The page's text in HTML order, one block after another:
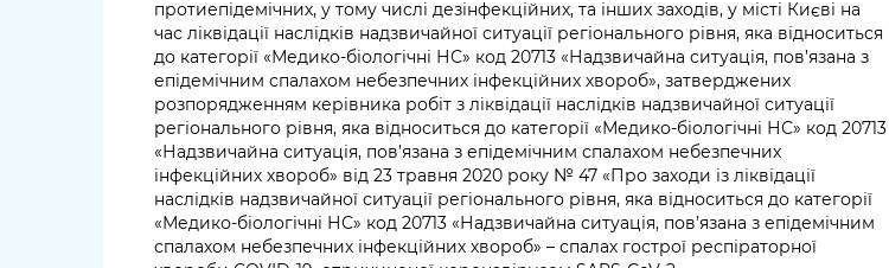
протиепідемічних, у тому числі дезінфекційних, та інших заходів, у місті Києві на
час ліквідації наслідків надзвичайної ситуації регіонального рівня, яка відноситься
до категорії «Медико-біологічні НС» код 20713 «Надзвичайна ситуація, пов’язана з
епідемічним спалахом небезпечних інфекційних хвороб», затверджених
розпорядженням керівника робіт з ліквідації наслідків надзвичайної ситуації
регіонального рівня, яка відноситься до категорії «Медико-біологічні НС» код 20713
«Надзвичайна ситуація, пов’язана з епідемічним спалахом небезпечних
інфекційних хвороб» від 23 травня 2020 року № 47 «Про заходи із ліквідації
наслідків надзвичайної ситуації регіонального рівня, яка відноситься до категорії
«Медико-біологічні НС» код 20713 «Надзвичайна ситуація, пов’язана з епідемічним
спалахом небезпечних інфекційних хвороб» – спалах гострої респіраторної